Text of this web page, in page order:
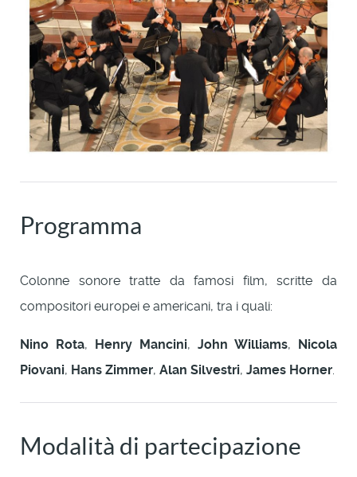
Programma
Colonne sonore tratte da famosi film, scritte da
compositori europei e americani, tra i quali:
Nino Rota, Henry Mancini, John Williams,
Nicola
Piovani, Hans Zimmer, Alan Silvestri, James Horner.
Modalità di partecipazione